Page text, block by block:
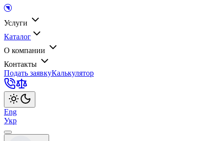
Услуги
Каталог
О компании
Контакты
Подать заявкуКалькулятор
Eng
Укр